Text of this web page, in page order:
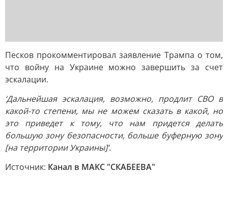
Песков прокомментировал заявление Трампа о том,
что войну на Украине можно завершить за счет
эскалации.
‘Дальнейшая эскалация, возможно, продлит СВО в
какой-то степени, мы не можем сказать в какой, но
это приведет к тому, что нам придется делать
большую зону безопасности, больше буферную зону
[на территории Украины]’.
Источник: Канал в МАКС "СКАБЕЕВА"